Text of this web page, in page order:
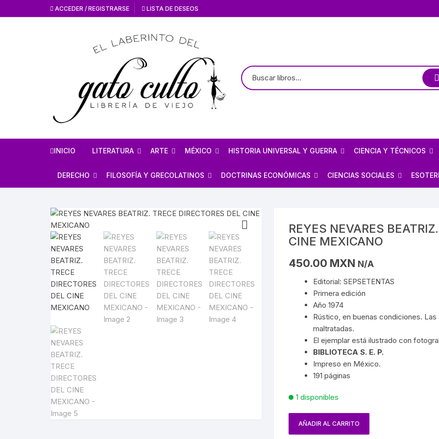
ACCEDER / REGISTRARSE LISTA DE DESEOS
INICIO LITERATURA
HISTORIA DE LA
LITERATURA UNIVERSAL
FANTASÍA
AGUILAR
ENSAYO / LINGÜÍSTICA
TEATRO
ARTE
HISTORIA DEL ARTE
OBRA PLÁSTICA
BIOGRAFÍAS DE ARTISTAS
OBRA PLÁSTICA
REVISTA AMÉRICA
REVISTA ARTES DE MÉXICO
REVISTA ATENEO
REVISTA BELLAS ARTES
HISTORIA DEL CINE
MÉXICO
ANTROPOLOGÍA / ARQUEOLOGÍA
AZTECAS/MAYAS/NAHUAS/OLMECAS
CONQUISTA
NUEVA ESPAÑA
INQUISICIÓN EN MÉXICO
HISTORIA UNIVERSAL Y GUERRA
HISTORIOGRAFÍA
EDAD MEDIA
RENACIMIENTO
REVOLUCIONES
PAÍSES
GUERRILLA
PRIMERA Y SEGUNDA
CIENCIA Y TÉCNICOS
ASTRONOMÍA
PROGRAMACIÓN
QUÍMICA
DERECHO
EN GENERAL
CÓDIGOS
LEYES
FILOSOFÍA Y GRECOLATINOS
MITOLOGÍA
ESTUDIOS SOBRE ÉTICA
ESTUDIOS SOBRE LÓGICA
DOCTRINAS ECONÓMICAS
CAPITALISMO
COMUNISMO
MARXISMO
SOCIALISMO
TROTSKISMO
CIENCIAS SOCIALES
POLÍTICA
SOCIOLOGÍA
CIELO
REYES NEVARES
CINE MEXICANO
450.00 MXN N/A
Editorial: SEPSETENTAS
Primera edición
Año 1974
Rústico, en buenas condiciones.
maltratadas.
El ejemplar está ilustrado con
BIBLIOTECA S. E. P.
Impreso en México.
191 páginas
1 disponibles
AÑADIR AL CARRITO